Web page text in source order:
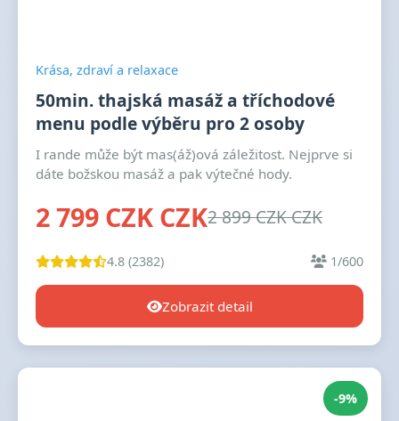
Krása, zdraví a relaxace
50min. thajská masáž a tříchodové
menu podle výběru pro 2 osoby
I rande může být mas(áž)ová záležitost. Nejprve si
dáte božskou masáž a pak výtečné hody.
2 799 CZK CZK2 899 CZK CZK
4.8 (2382) 1/600
Zobrazit detail
-9%